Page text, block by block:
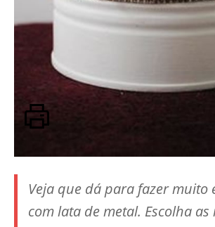
Veja que dá para fazer muito
com lata de metal. Escolha as